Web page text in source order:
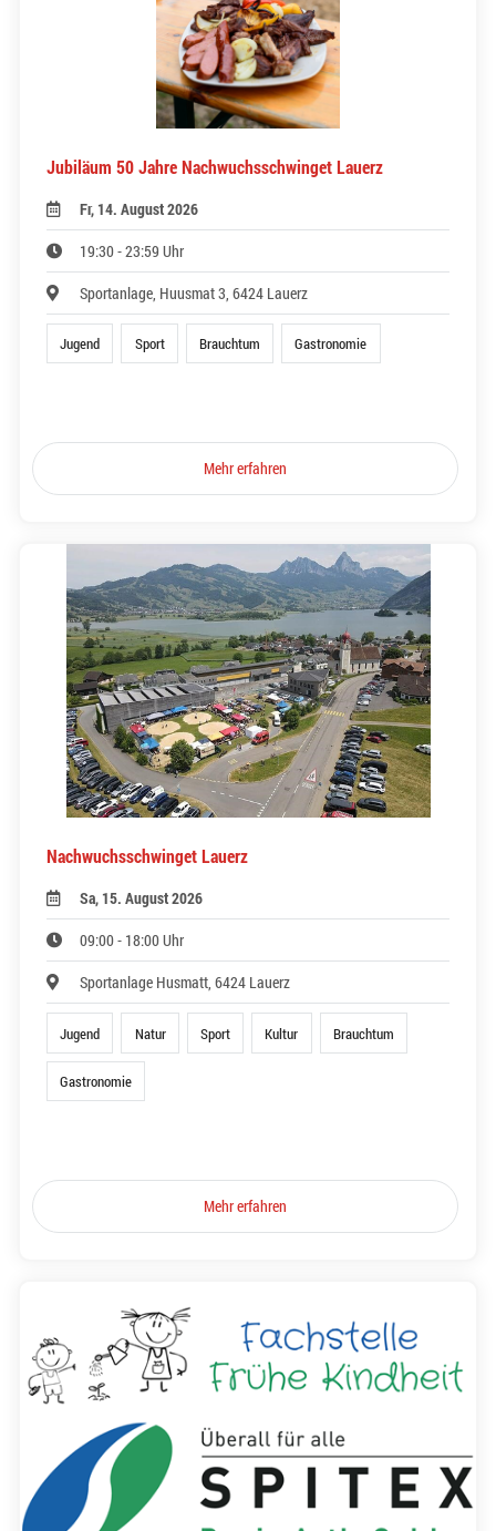
Jubiläum 50 Jahre Nachwuchsschwinget Lauerz
Fr, 14. August 2026
19:30 - 23:59 Uhr
Sportanlage, Huusmat 3, 6424 Lauerz
Jugend Sport Brauchtum Gastronomie
Mehr erfahren
Nachwuchsschwinget Lauerz
Sa, 15. August 2026
09:00 - 18:00 Uhr
Sportanlage Husmatt, 6424 Lauerz
Jugend Natur Sport Kultur Brauchtum
Gastronomie
Mehr erfahren